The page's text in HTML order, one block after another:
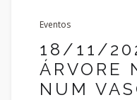
Eventos
18/11/
ÁRVORE
NUM